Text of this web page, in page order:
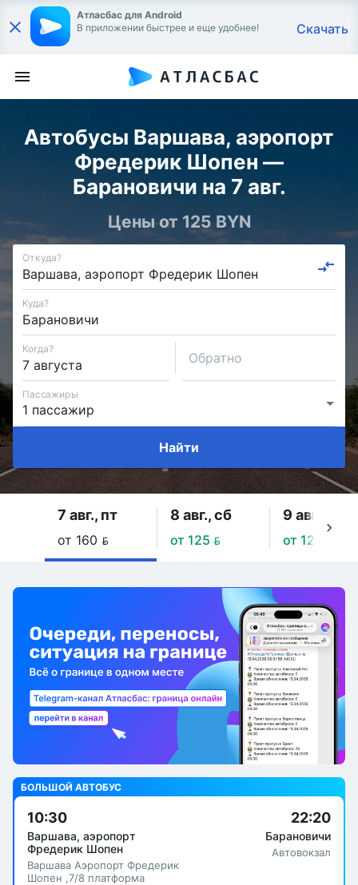
Атласбас для Android
В приложении быстрее и еще удобнее!
Скачать
Автобусы Варшава, аэропорт
Фредерик Шопен —
Барановичи на 7 авг.
Цены от 125 BYN
Откуда?
Куда?
Когда?
Обратно
Пассажиры
Найти
7 авг., пт
от 160 
8 авг., сб
от 125 
9 авг., вс
от 125 
БОЛЬШОЙ АВТОБУС
10:30
Варшава, аэропорт
Фредерик Шопен
Варшава Аэропорт Фредерик
Шопен ,7/8 платформа
22:20
Барановичи
Автовокзал